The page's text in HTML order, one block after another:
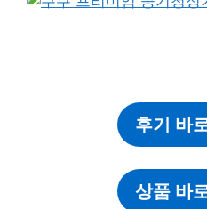
후기 바
상품 바